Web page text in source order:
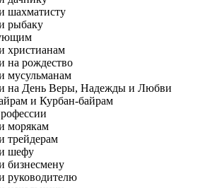
шахматисту
рыбаку
христианам
на рождество
мусульманам
на День Веры, Надежды и Любви
и Курбан-байрам
морякам
трейдерам
шефу
бизнесмену
руководителю